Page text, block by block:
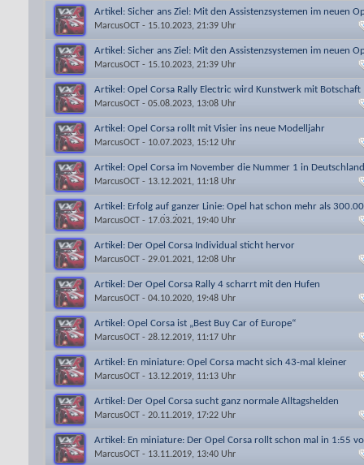
Artikel: Sicher ans Ziel: Mit den Assistenzsystemen im neuen
Corsa
MarcusOCT - 15.10.2023, 21:39 Uhr
Artikel: Sicher ans Ziel: Mit den Assistenzsystemen im neuen
Corsa
MarcusOCT - 15.10.2023, 21:39 Uhr
Artikel: Opel Corsa Rally Electric wird Kunstwerk mit Botschaft
MarcusOCT - 05.08.2023, 13:08 Uhr
Artikel: Opel Corsa rollt mit Visier ins neue Modelljahr
MarcusOCT - 10.07.2023, 15:12 Uhr
Artikel: Opel Corsa im November die Nummer 1 in Deutschland
MarcusOCT - 13.12.2021, 11:18 Uhr
Artikel: Erfolg auf ganzer Linie: Opel hat schon mehr als
neue Corsa produzie
MarcusOCT - 17.03.2021, 19:40 Uhr
Artikel: Der Opel Corsa Individual sticht hervor
MarcusOCT - 29.01.2021, 12:08 Uhr
Artikel: Der Opel Corsa Rally 4 scharrt mit den Hufen
MarcusOCT - 04.10.2020, 19:48 Uhr
Artikel: Opel Corsa ist „Best Buy Car of Europe“
MarcusOCT - 28.12.2019, 11:17 Uhr
Artikel: En miniature: Opel Corsa macht sich 43-mal kleiner
MarcusOCT - 13.12.2019, 11:13 Uhr
Artikel: Der Opel Corsa sucht ganz normale Alltagshelden
MarcusOCT - 20.11.2019, 17:22 Uhr
Artikel: En miniature: Der Opel Corsa rollt schon mal in 1:55
MarcusOCT - 13.11.2019, 13:40 Uhr